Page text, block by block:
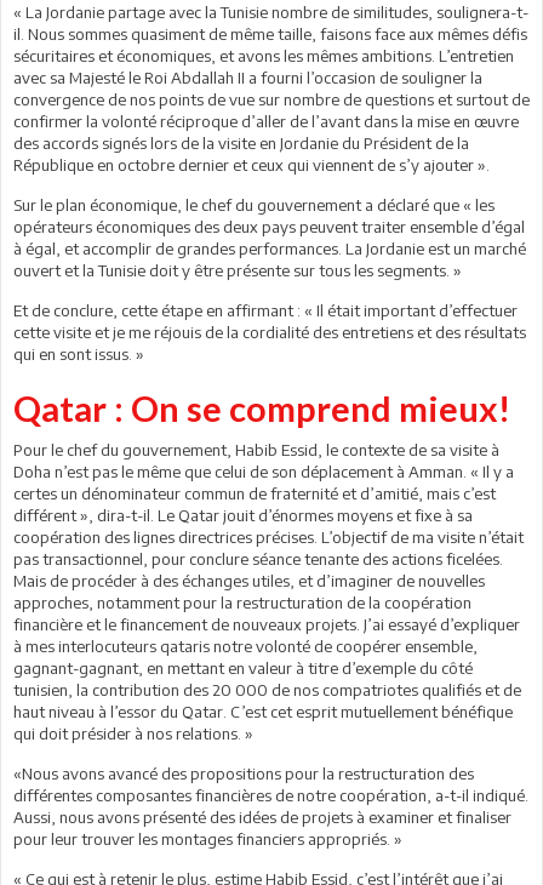
« La Jordanie partage avec la Tunisie nombre de similitudes, soulignera-t-
il. Nous sommes quasiment de même taille, faisons face aux mêmes défis
sécuritaires et économiques, et avons les mêmes ambitions. L’entretien
avec sa Majesté le Roi Abdallah II a fourni l’occasion de souligner la
convergence de nos points de vue sur nombre de questions et surtout de
confirmer la volonté réciproque d’aller de l’avant dans la mise en œuvre
des accords signés lors de la visite en Jordanie du Président de la
République en octobre dernier et ceux qui viennent de s’y ajouter ».
Sur le plan économique, le chef du gouvernement a déclaré que « les
opérateurs économiques des deux pays peuvent traiter ensemble d’égal
à égal, et accomplir de grandes performances. La Jordanie est un marché
ouvert et la Tunisie doit y être présente sur tous les segments. »
Et de conclure, cette étape en affirmant : « Il était important d’effectuer
cette visite et je me réjouis de la cordialité des entretiens et des résultats
qui en sont issus. »
Qatar : On se comprend mieux!
Pour le chef du gouvernement, Habib Essid, le contexte de sa visite à
Doha n’est pas le même que celui de son déplacement à Amman. « Il y a
certes un dénominateur commun de fraternité et d’amitié, mais c’est
différent », dira-t-il. Le Qatar jouit d’énormes moyens et fixe à sa
coopération des lignes directrices précises. L’objectif de ma visite n’était
pas transactionnel, pour conclure séance tenante des actions ficelées.
Mais de procéder à des échanges utiles, et d’imaginer de nouvelles
approches, notamment pour la restructuration de la coopération
financière et le financement de nouveaux projets. J’ai essayé d’expliquer
à mes interlocuteurs qataris notre volonté de coopérer ensemble,
gagnant-gagnant, en mettant en valeur à titre d’exemple du côté
tunisien, la contribution des 20 000 de nos compatriotes qualifiés et de
haut niveau à l’essor du Qatar. C’est cet esprit mutuellement bénéfique
qui doit présider à nos relations. »
«Nous avons avancé des propositions pour la restructuration des
différentes composantes financières de notre coopération, a-t-il indiqué.
Aussi, nous avons présenté des idées de projets à examiner et finaliser
pour leur trouver les montages financiers appropriés. »
« Ce qui est à retenir le plus, estime Habib Essid, c’est l’intérêt que j’ai